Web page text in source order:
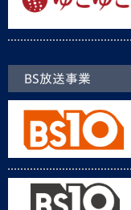
BS放送事業